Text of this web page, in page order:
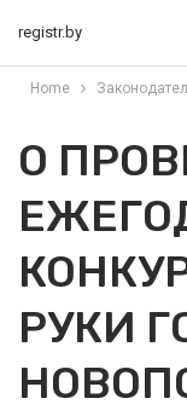
registr.by
Home
О
РУКИ